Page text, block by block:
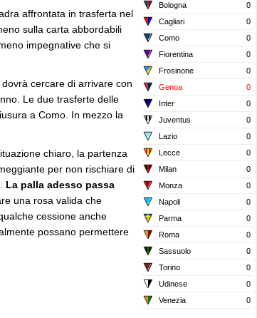
affrontata in trasferta nel
sulla carta abbordabili
impegnative che si
cercare di arrivare con
Le due trasferte delle
a Como. In mezzo la
chiaro, la partenza
per non rischiare di
La palla adesso passa
una rosa valida che
cessione anche
possano permettere
Bologna
0
Cagliari
0
Como
0
Fiorentina
0
Frosinone
0
Genoa
0
Inter
0
Juventus
0
Lazio
0
Lecce
0
Milan
0
Monza
0
Napoli
0
Parma
0
Roma
0
Sassuolo
0
Torino
0
Udinese
0
Venezia
0